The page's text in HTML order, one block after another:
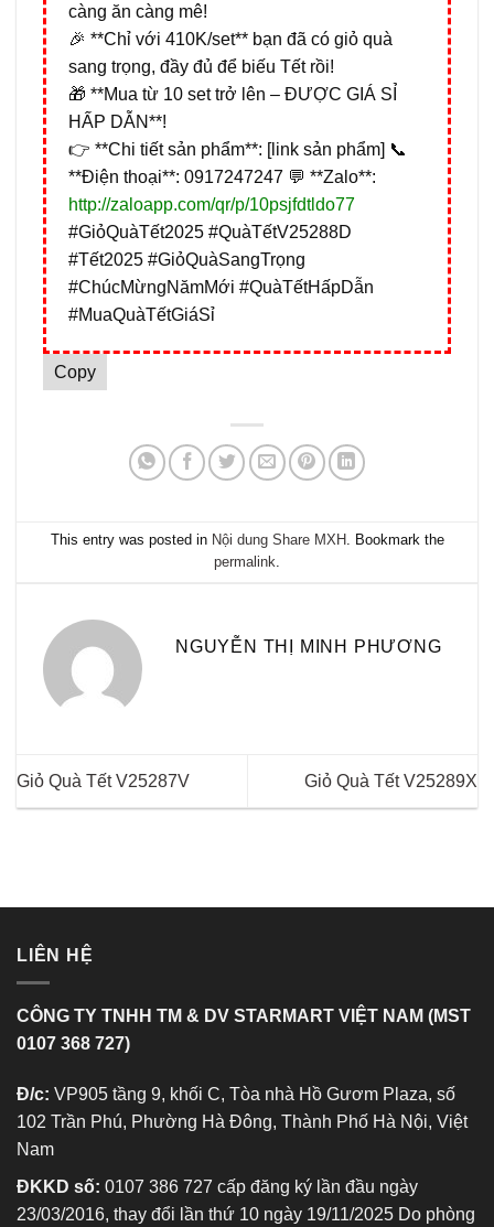
càng ăn càng mê!
🎉 **Chỉ với 410K/set** bạn đã có giỏ quà
sang trọng, đầy đủ để biếu Tết rồi!
🎁 **Mua từ 10 set trở lên – ĐƯỢC GIÁ SỈ
HẤP DẪN**!
👉 **Chi tiết sản phẩm**: [link sản phẩm] 📞
**Điện thoại**: 0917247247 💬 **Zalo**:
http://zaloapp.com/qr/p/10psjfdtldo77
#GiỏQuàTết2025 #QuàTếtV25288D
#Tết2025 #GiỏQuàSangTrọng
#ChúcMừngNămMới #QuàTếtHấpDẫn
#MuaQuàTếtGiáSỉ
Copy
This entry was posted in Nội dung Share MXH . Bookmark the
permalink.
NGUYỄN THỊ MINH PHƯƠNG
Giỏ Quà Tết V25287V Giỏ Quà Tết V25289X
LIÊN HỆ
CÔNG TY TNHH TM & DV STARMART VIỆT NAM (MST
0107 368 727)
Đ/c: VP905 tầng 9, khối C, Tòa nhà Hồ Gươm Plaza, số
102 Trần Phú, Phường Hà Đông, Thành Phố Hà Nội, Việt
Nam
ĐKKD số: 0107 386 727 cấp đăng ký lần đầu ngày
23/03/2016, thay đổi lần thứ 10 ngày 19/11/2025 Do phòng